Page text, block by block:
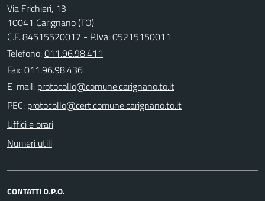
Via Frichieri, 13
10041 Carignano (TO)
C.F. 84515520017 - P.Iva: 05215150011
Telefono:011.96.98.411
Fax: 011.96.98.436
E-mail:
PEC:
Uffici e orari
Numeri utili
CONTATTI D.P.O.